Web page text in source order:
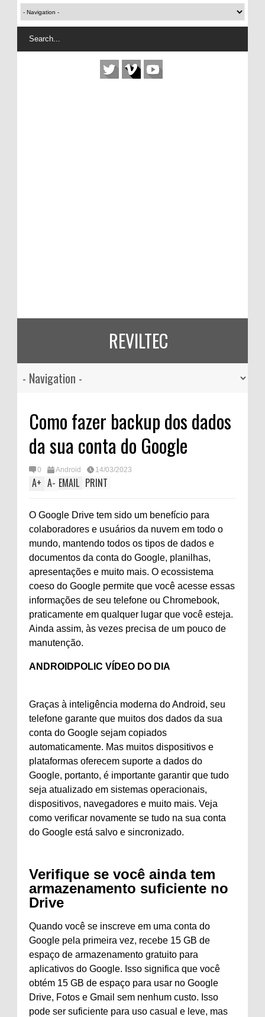
REVILTEC
Como fazer backup dos dados
da sua conta do Google
0 Android 14/03/2023
A+ A- EMAIL PRINT
O Google Drive tem sido um benefício para
colaboradores e usuários da nuvem em todo o
mundo, mantendo todos os tipos de dados e
documentos da conta do Google, planilhas,
apresentações e muito mais. O ecossistema
coeso do Google permite que você acesse essas
informações de seu telefone ou Chromebook,
praticamente em qualquer lugar que você esteja.
Ainda assim, às vezes precisa de um pouco de
manutenção.
ANDROIDPOLIC VÍDEO DO DIA
Graças à inteligência moderna do Android, seu
telefone garante que muitos dos dados da sua
conta do Google sejam copiados
automaticamente. Mas muitos dispositivos e
plataformas oferecem suporte a dados do
Google, portanto, é importante garantir que tudo
seja atualizado em sistemas operacionais,
dispositivos, navegadores e muito mais. Veja
como verificar novamente se tudo na sua conta
do Google está salvo e sincronizado.
Verifique se você ainda tem
armazenamento suficiente no
Drive
Quando você se inscreve em uma conta do
Google pela primeira vez, recebe 15 GB de
espaço de armazenamento gratuito para
aplicativos do Google. Isso significa que você
obtém 15 GB de espaço para usar no Google
Drive, Fotos e Gmail sem nenhum custo. Isso
pode ser suficiente para uso casual e leve, mas